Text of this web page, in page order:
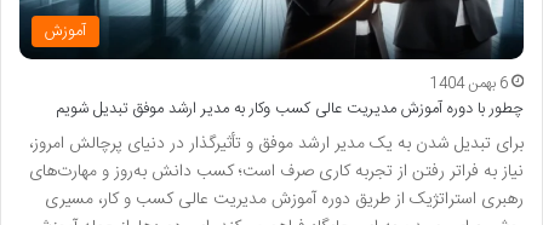
آموزش
6 بهمن 1404
چطور با دوره آموزش مدیریت عالی کسب وکار به مدیر ارشد موفق تبدیل شویم
برای تبدیل شدن به یک مدیر ارشد موفق و تأثیرگذار در دنیای پرچالش امروز،
نیاز به فراتر رفتن از تجربه کاری صرف است؛ کسب دانش به‌روز و مهارت‌های
رهبری استراتژیک از طریق دوره آموزش مدیریت عالی کسب و کار، مسیری